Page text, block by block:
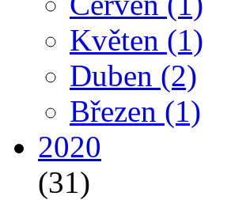
Květen (1)
Duben (2)
Březen (1)
2020
(31)